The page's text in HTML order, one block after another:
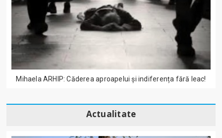
Mihaela ARHIP: Căderea aproapelui și indiferența fără leac!
Actualitate